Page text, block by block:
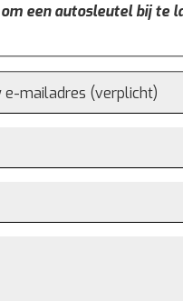
een autosleutel bij te